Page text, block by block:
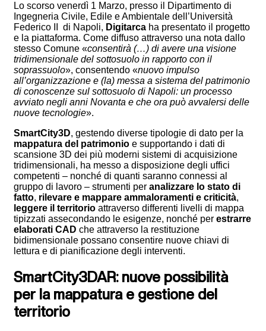
Lo scorso venerdì 1 Marzo, presso il Dipartimento di
Ingegneria Civile, Edile e Ambientale dell’Università
Federico II di Napoli, Digitarca ha presentato il progetto
e la piattaforma. Come diffuso attraverso una nota dallo
stesso Comune «consentirà (…) di avere una visione
tridimensionale del sottosuolo in rapporto con il
soprassuolo», consentendo «nuovo impulso
all’organizzazione e (la) messa a sistema del patrimonio
di conoscenze sul sottosuolo di Napoli: un processo
avviato negli anni Novanta e che ora può avvalersi delle
nuove tecnologie».
SmartCity3D, gestendo diverse tipologie di dato per la
mappatura del patrimonio e supportando i dati di
scansione 3D dei più moderni sistemi di acquisizione
tridimensionali, ha messo a disposizione degli uffici
competenti – nonché di quanti saranno connessi al
gruppo di lavoro – strumenti per analizzare lo stato di
fatto, rilevare e mappare ammaloramenti e criticità,
leggere il territorio attraverso differenti livelli di mappa
tipizzati assecondando le esigenze, nonché per estrarre
elaborati CAD che attraverso la restituzione
bidimensionale possano consentire nuove chiavi di
lettura e di pianificazione degli interventi.
SmartCity3DAR: nuove possibilità
per la mappatura e gestione del
territorio